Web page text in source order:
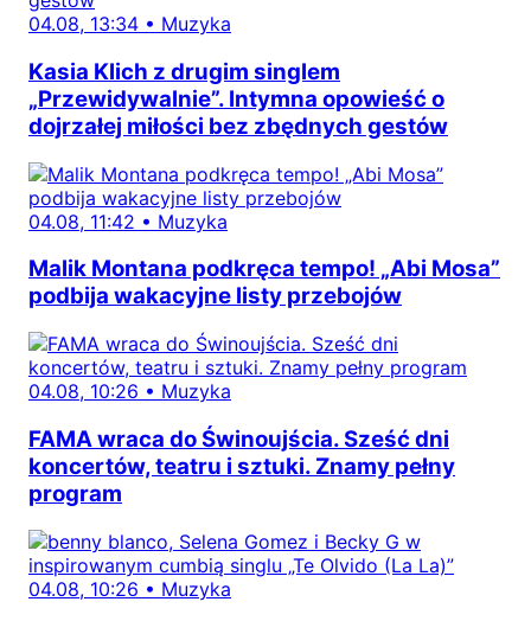
04.08, 13:34 • Muzyka
Kasia Klich z drugim singlem
„Przewidywalnie”. Intymna opowieść o
dojrzałej miłości bez zbędnych gestów
04.08, 11:42 • Muzyka
Malik Montana podkręca tempo! „Abi Mosa”
podbija wakacyjne listy przebojów
04.08, 10:26 • Muzyka
FAMA wraca do Świnoujścia. Sześć dni
koncertów, teatru i sztuki. Znamy pełny
program
04.08, 10:26 • Muzyka